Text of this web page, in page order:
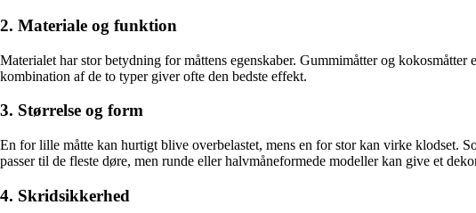
2. Materiale og funktion
Materialet har stor betydning for måttens egenskaber. Gummimåtter og
kombination af de to typer giver ofte den bedste effekt.
3. Størrelse og form
En for lille måtte kan hurtigt blive overbelastet, mens en for stor kan virke klodset.
passer til de fleste døre, men runde eller halvmåneformede modeller kan give et
4. Skridsikkerhed